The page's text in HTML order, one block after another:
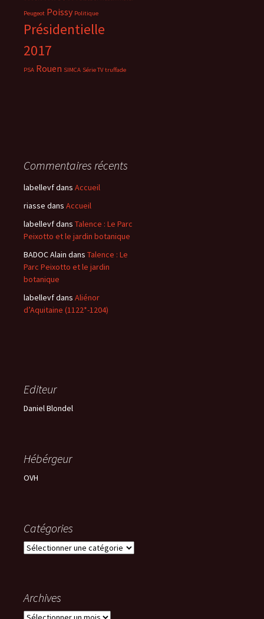
Peugeot Poissy Politique
Présidentielle
2017
PSA Rouen SIMCA Série TV truffade
Commentaires récents
labellevfdans Accueil
riasse dans Accueil
labellevfdans Talence : Le Parc
Peixotto et le jardin botanique
BADOC Alain dans Talence : Le
Parc Peixotto et le jardin
botanique
labellevfdans Aliénor
d’Aquitaine (1122*-1204)
Editeur
Daniel Blondel
Hébérgeur
OVH
Catégories
Catégories
Archives
Archives